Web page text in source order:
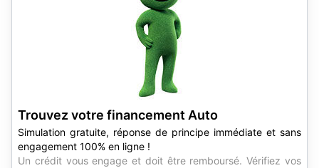
Trouvez votre financement Auto
Simulation gratuite, réponse de principe immédiate et sans
engagement 100% en ligne !
Un crédit vous engage et doit être remboursé. Vérifiez vos